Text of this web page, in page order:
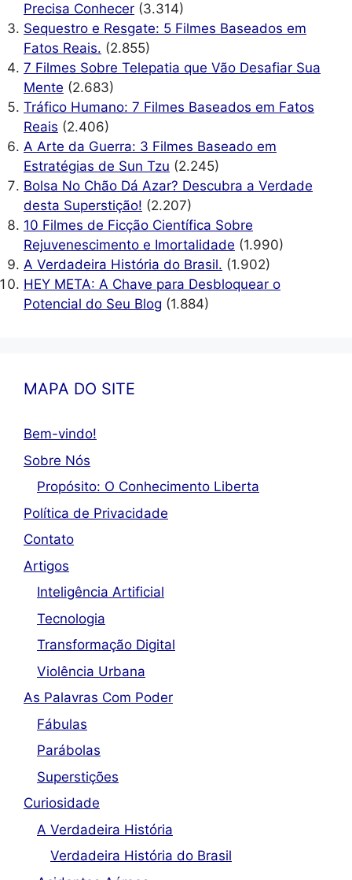
Precisa Conhecer (3.314)
Sequestro e Resgate: 5 Filmes Baseados em
Fatos Reais. (2.855)
7 Filmes Sobre Telepatia que Vão Desafiar Sua
Mente (2.683)
Tráfico Humano: 7 Filmes Baseados em Fatos
Reais (2.406)
A Arte da Guerra: 3 Filmes Baseado em
Estratégias de Sun Tzu (2.245)
Bolsa No Chão Dá Azar? Descubra a Verdade
desta Superstição! (2.207)
10 Filmes de Ficção Científica Sobre
Rejuvenescimento e Imortalidade (1.990)
A Verdadeira História do Brasil. (1.902)
HEY META: A Chave para Desbloquear o
Potencial do Seu Blog (1.884)
MAPA DO SITE
Bem-vindo!
Sobre Nós
Propósito: O Conhecimento Liberta
Política de Privacidade
Contato
Artigos
Inteligência Artificial
Tecnologia
Transformação Digital
Violência Urbana
As Palavras Com Poder
Fábulas
Parábolas
Superstições
Curiosidade
A Verdadeira História
Verdadeira História do Brasil